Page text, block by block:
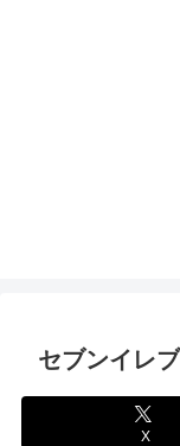
セブンイレ
X